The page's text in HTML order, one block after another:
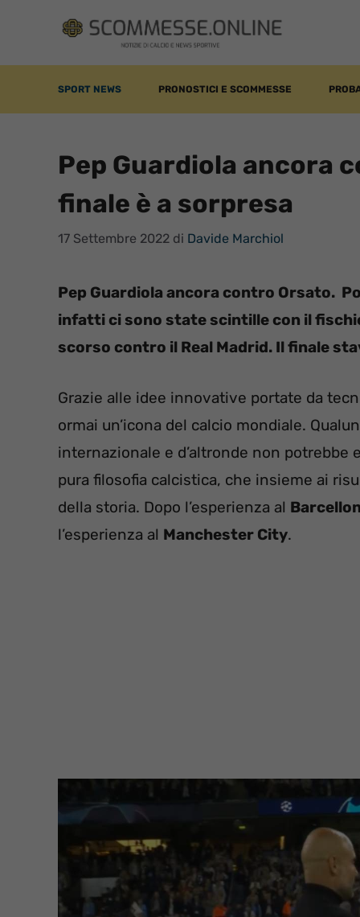
contenuto
SPORT NEWS PRONOSTICI E SCOMMESSE
Pep Guardiola ancora
finale è a sorpresa
17 Settembre 2022 di Davide Marchiol
Pep Guardiola ancora contro Orsato.
infatti ci sono state scintille con il
scorso contro il Real Madrid. Il finale
Grazie alle idee innovative portate da
ormai un’icona del calcio mondiale.
internazionale e d’altronde non
pura filosofia calcistica, che insieme ai
della storia. Dopo l’esperienza al
l’esperienza al Manchester City.